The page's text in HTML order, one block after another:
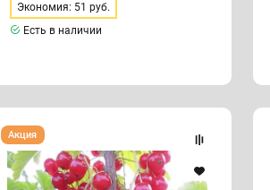
Экономия: 51 руб.
Есть в наличии
Смородина
"УРАЛЬСКИЙ
СУВЕНИР"
Акция